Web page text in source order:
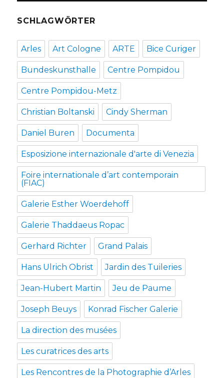
SCHLAGWÖRTER
Arles Art Cologne ARTE Bice Curiger
Bundeskunsthalle Centre Pompidou
Centre Pompidou-Metz
Christian Boltanski Cindy Sherman
Daniel Buren Documenta
Esposizione internazionale d'arte di Venezia
Foire internationale d’art contemporain
(FIAC)
Galerie Esther Woerdehoff
Galerie Thaddaeus Ropac
Gerhard Richter Grand Palais
Hans Ulrich Obrist Jardin des Tuileries
Jean-Hubert Martin Jeu de Paume
Joseph Beuys Konrad Fischer Galerie
La direction des musées
Les curatrices des arts
Les Rencontres de la Photographie d’Arles